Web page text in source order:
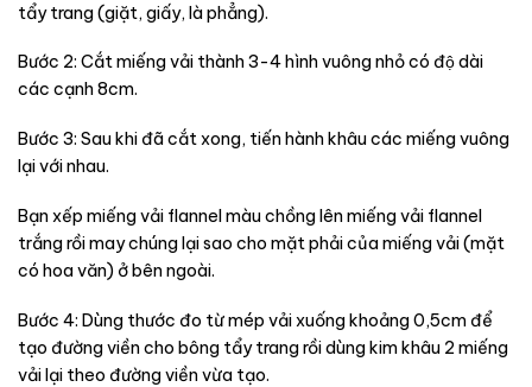
tẩy trang (giặt, giấy, là phẳng).
Bước 2: Cắt miếng vải thành 3-4 hình vuông nhỏ có độ dài
các cạnh 8cm.
Bước 3: Sau khi đã cắt xong, tiến hành khâu các miếng vuông
lại với nhau.
Bạn xếp miếng vải flannel màu chồng lên miếng vải flannel
trắng rồi may chúng lại sao cho mặt phải của miếng vải (mặt
có hoa văn) ở bên ngoài.
Bước 4: Dùng thước đo từ mép vải xuống khoảng 0,5cm để
tạo đường viền cho bông tẩy trang rồi dùng kim khâu 2 miếng
vải lại theo đường viền vừa tạo.